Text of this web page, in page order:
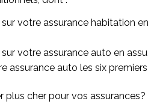
sur votre assurance habitation
sur votre assurance auto en
assurance auto les six
plus cher pour vos